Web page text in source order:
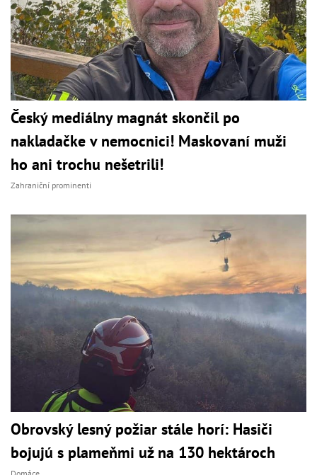
Český mediálny magnát skončil po
nakladačke v nemocnici! Maskovaní muži
ho ani trochu nešetrili!
Zahraniční prominenti
Obrovský lesný požiar stále horí: Hasiči
bojujú s plameňmi už na 130 hektároch